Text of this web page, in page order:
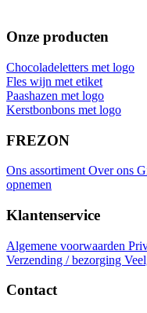
Onze producten
Chocoladeletters met logo
Fles wijn met etiket
Paashazen met logo
Kerstbonbons met logo
FREZON
Ons assortiment Over ons
opnemen
Klantenservice
Algemene voorwaarden
Verzending / bezorging
Contact